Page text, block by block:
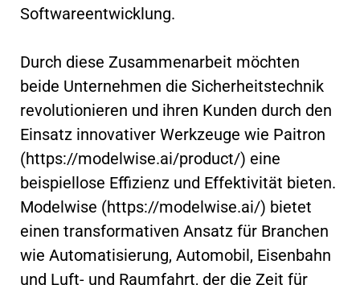
Softwareentwicklung.
Durch diese Zusammenarbeit möchten
beide Unternehmen die Sicherheitstechnik
revolutionieren und ihren Kunden durch den
Einsatz innovativer Werkzeuge wie Paitron
(https://modelwise.ai/product/) eine
beispiellose Effizienz und Effektivität bieten.
Modelwise (https://modelwise.ai/) bietet
einen transformativen Ansatz für Branchen
wie Automatisierung, Automobil, Eisenbahn
und Luft- und Raumfahrt, der die Zeit für